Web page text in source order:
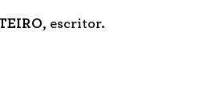
, escritor.